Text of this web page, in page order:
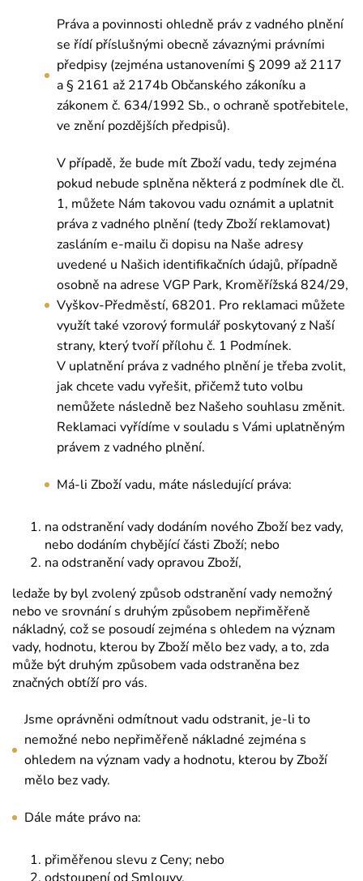
Práva a povinnosti ohledně práv z vadného plnění
se řídí příslušnými obecně závaznými právními
předpisy (zejména ustanoveními § 2099 až 2117
a § 2161 až 2174b Občanského zákoníku a
zákonem č. 634/1992 Sb., o ochraně spotřebitele,
ve znění pozdějších předpisů).
V případě, že bude mít Zboží vadu, tedy zejména
pokud nebude splněna některá z podmínek dle čl.
1, můžete Nám takovou vadu oznámit a uplatnit
práva z vadného plnění (tedy Zboží reklamovat)
zasláním e-mailu či dopisu na Naše adresy
uvedené u Našich identifikačních údajů, případně
osobně na adrese VGP Park, Kroměřížská 824/29,
Vyškov-Předměstí, 68201. Pro reklamaci můžete
využít také vzorový formulář poskytovaný z Naší
strany, který tvoří přílohu č. 1 Podmínek.
V uplatnění práva z vadného plnění je třeba zvolit,
jak chcete vadu vyřešit, přičemž tuto volbu
nemůžete následně bez Našeho souhlasu změnit.
Reklamaci vyřídíme v souladu s Vámi uplatněným
právem z vadného plnění.
Má-li Zboží vadu, máte následující práva:
na odstranění vady dodáním nového Zboží bez vady,
nebo dodáním chybějící části Zboží; nebo
na odstranění vady opravou Zboží,
ledaže by byl zvolený způsob odstranění vady nemožný
nebo ve srovnání s druhým způsobem nepřiměřeně
nákladný, což se posoudí zejména s ohledem na význam
vady, hodnotu, kterou by Zboží mělo bez vady, a to, zda
může být druhým způsobem vada odstraněna bez
značných obtíží pro vás.
Jsme oprávněni odmítnout vadu odstranit, je-li to
nemožné nebo nepřiměřeně nákladné zejména s
ohledem na význam vady a hodnotu, kterou by Zboží
mělo bez vady.
Dále máte právo na:
přiměřenou slevu z Ceny; nebo